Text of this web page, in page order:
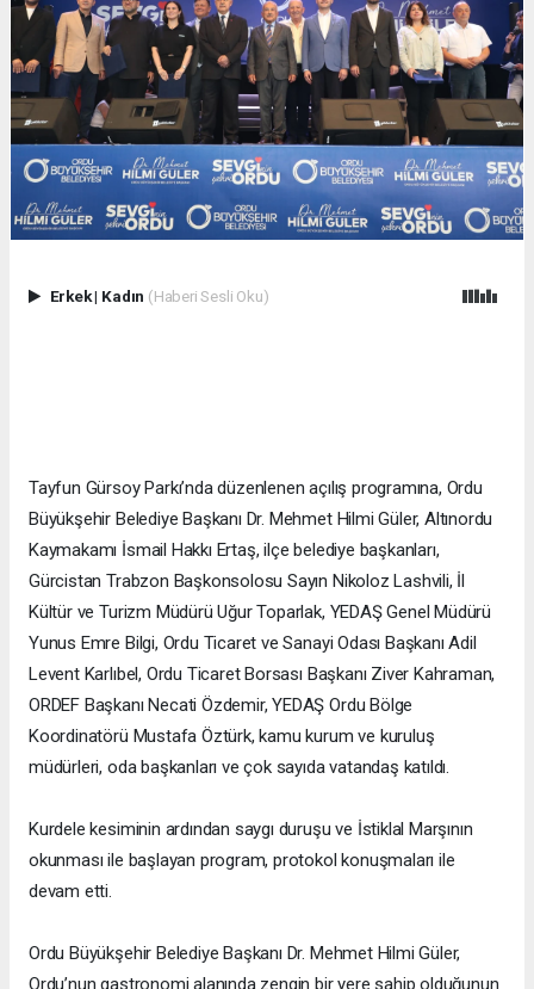
Erkek| Kadın (Haberi Sesli Oku)
Tayfun Gürsoy Parkı’nda düzenlenen açılış programına, Ordu
Büyükşehir Belediye Başkanı Dr. Mehmet Hilmi Güler, Altınordu
Kaymakamı İsmail Hakkı Ertaş, ilçe belediye başkanları,
Gürcistan Trabzon Başkonsolosu Sayın Nikoloz Lashvili, İl
Kültür ve Turizm Müdürü Uğur Toparlak, YEDAŞ Genel Müdürü
Yunus Emre Bilgi, Ordu Ticaret ve Sanayi Odası Başkanı Adil
Levent Karlıbel, Ordu Ticaret Borsası Başkanı Ziver Kahraman,
ORDEF Başkanı Necati Özdemir, YEDAŞ Ordu Bölge
Koordinatörü Mustafa Öztürk, kamu kurum ve kuruluş
müdürleri, oda başkanları ve çok sayıda vatandaş katıldı.
Kurdele kesiminin ardından saygı duruşu ve İstiklal Marşının
okunması ile başlayan program, protokol konuşmaları ile
devam etti.
Ordu Büyükşehir Belediye Başkanı Dr. Mehmet Hilmi Güler,
Ordu’nun gastronomi alanında zengin bir yere sahip olduğunun